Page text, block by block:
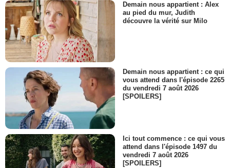
Demain nous appartient : Alex
au pied du mur, Judith
découvre la vérité sur Milo
Demain nous appartient : ce qui
vous attend dans l'épisode 2265
du vendredi 7 août 2026
[SPOILERS]
Ici tout commence : ce qui vous
attend dans l'épisode 1497 du
vendredi 7 août 2026
[SPOILERS]